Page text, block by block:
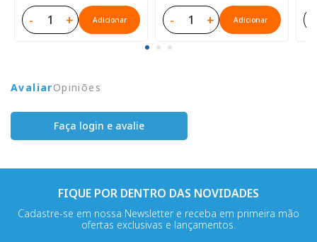
- + Adicionar - + Adicionar
AvaliarOpiniões
Faça login e avalie
FIQUE POR DENTRO DAS NOVIDADES
Cadastre-se em nossa Newsletter e receba em primeira mão
ofertas exclusivas e lançamentos.